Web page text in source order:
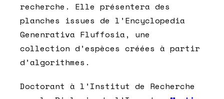
recherche. Elle présentera des
planches issues de l’Encyclopedia
Genenrativa Fluffosia, une
collection d’espèces créées à partir
d’algorithmes.
Doctorant à l’Institut de Recherche